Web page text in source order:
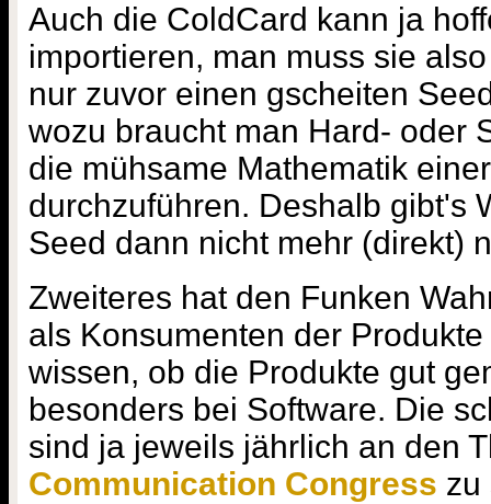
Auch die ColdCard kann ja
importieren, man muss sie
nur zuvor einen gscheiten
wozu braucht man Hard- oder
die mühsame Mathematik
durchzuführen. Deshalb gibt's
Seed dann nicht mehr (direkt)
Zweiteres hat den Funken
als Konsumenten der
wissen, ob die Produkte gut
besonders bei Software. Die
sind ja jeweils jährlich an den
Communication Congress zu